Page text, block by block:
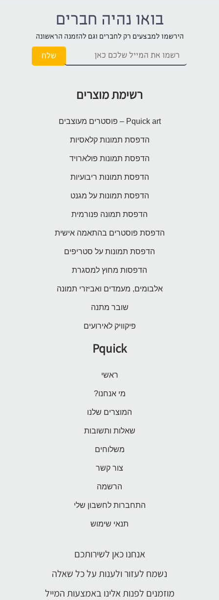
בואו נהיה חברים
הירשמו למבצעים רק לחברים וגם להזמנה הראשונה
רשימת מוצרים
Pquick art – פוסטרים מעוצבים
הדפסת תמונות קלאסיות
הדפסת תמונות פולארויד
הדפסת תמונות ריבועיות
הדפסת תמונות על מגנט
הדפסת תמונה פנורמית
הדפסת פוסטרים בהתאמה אישית
הדפסת תמונות על סטריפים
הדפסות מחוץ למסגרת
אלבומים, מעמדים ואביזרי תמונה
שובר מתנה
פיקוויק לאירועים
Pquick
ראשי
מי אנחנו?
המוצרים שלנו
שאלות ותשובות
משלוחים
צור קשר
הרשמה
התחברות לחשבון שלי
תנאי שימוש
אנחנו כאן לשירותכם
נשמח לעזור ולענות על כל שאלה
מוזמנים לפנות אלינו באמצעות המייל